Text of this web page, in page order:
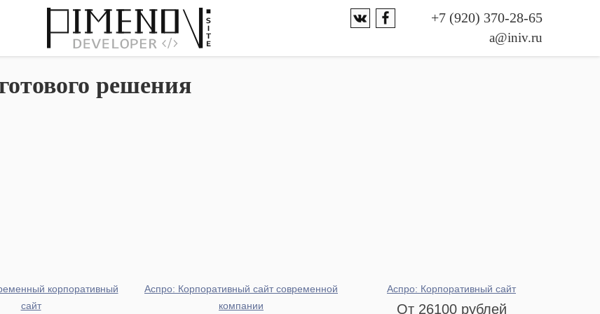
+7 (920) 370-28-65
a@iniv.ru
решения
корпоративный
сайт
Аспро: Корпоративный сайт современной
компании
Аспро: Корпоративный сайт
От 26100 рублей